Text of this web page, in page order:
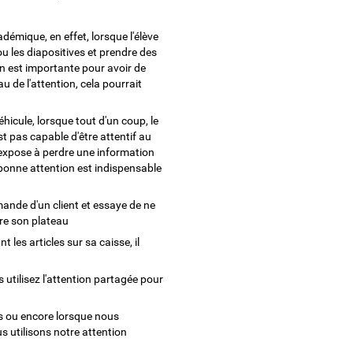
en effet, lorsque l'élève
les diapositives et prendre des
est importante pour avoir de
de l'attention, cela pourrait
lorsque tout d'un coup, le
pas capable d'être attentif au
à perdre une information
attention est indispensable
d'un client et essaye de ne
son plateau
les articles sur sa caisse, il
utilisez l'attention partagée pour
ou encore lorsque nous
utilisons notre attention